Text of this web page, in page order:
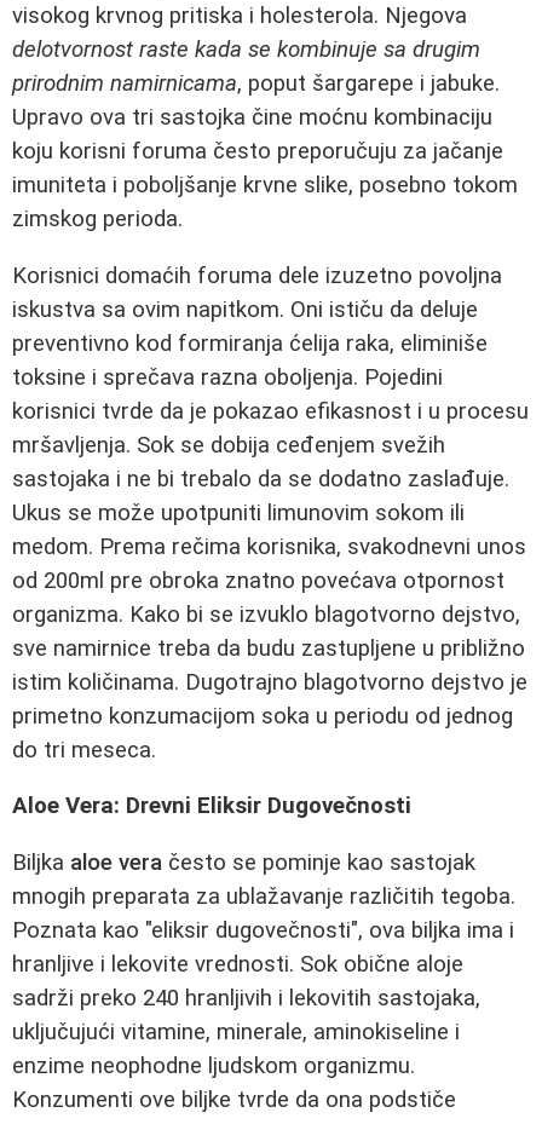
visokog krvnog pritiska i holesterola. Njegova
delotvornost raste kada se kombinuje sa drugim
prirodnim namirnicama, poput šargarepe i jabuke.
Upravo ova tri sastojka čine moćnu kombinaciju
koju korisni foruma često preporučuju za jačanje
imuniteta i poboljšanje krvne slike, posebno tokom
zimskog perioda.
Korisnici domaćih foruma dele izuzetno povoljna
iskustva sa ovim napitkom. Oni ističu da deluje
preventivno kod formiranja ćelija raka, eliminiše
toksine i sprečava razna oboljenja. Pojedini
korisnici tvrde da je pokazao efikasnost i u procesu
mršavljenja. Sok se dobija ceđenjem svežih
sastojaka i ne bi trebalo da se dodatno zaslađuje.
Ukus se može upotpuniti limunovim sokom ili
medom. Prema rečima korisnika, svakodnevni unos
od 200ml pre obroka znatno povećava otpornost
organizma. Kako bi se izvuklo blagotvorno dejstvo,
sve namirnice treba da budu zastupljene u približno
istim količinama. Dugotrajno blagotvorno dejstvo je
primetno konzumacijom soka u periodu od jednog
do tri meseca.
Aloe Vera: Drevni Eliksir Dugovečnosti
Biljka aloe vera često se pominje kao sastojak
mnogih preparata za ublažavanje različitih tegoba.
Poznata kao "eliksir dugovečnosti", ova biljka ima i
hranljive i lekovite vrednosti. Sok obične aloje
sadrži preko 240 hranljivih i lekovitih sastojaka,
uključujući vitamine, minerale, aminokiseline i
enzime neophodne ljudskom organizmu.
Konzumenti ove biljke tvrde da ona podstiče